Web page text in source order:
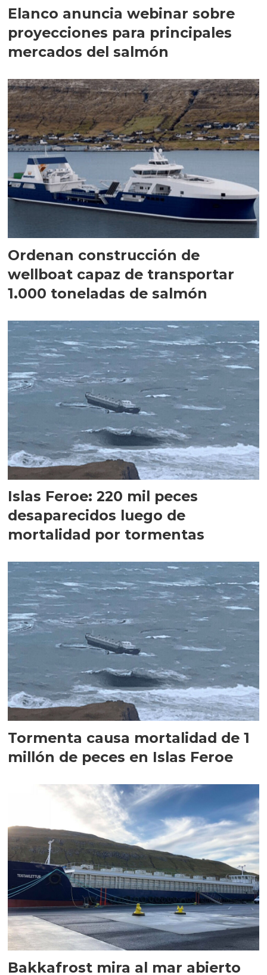
Elanco anuncia webinar sobre
proyecciones para principales
mercados del salmón
Ordenan construcción de
wellboat capaz de transportar
1.000 toneladas de salmón
Islas Feroe: 220 mil peces
desaparecidos luego de
mortalidad por tormentas
Tormenta causa mortalidad de 1
millón de peces en Islas Feroe
Bakkafrost mira al mar abierto